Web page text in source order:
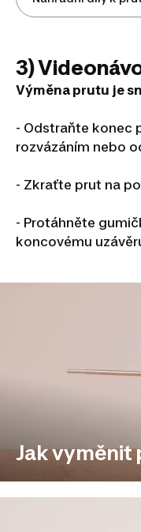
3)
Výměna prutu je
- Odstraňte konec
rozvázáním nebo
- Zkraťte prut na
- Protáhněte
koncovému
Jak vyměnit